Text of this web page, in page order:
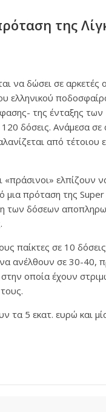
της
να δώσει σε αρκετές
ελληνικού
της ένταξης
δόσεις. Ανάμεσα σε
από τέτοιου
«πράσινοι» ελπίζουν
μια πρόταση της
των δόσεων
παίκτες σε 10
ανέλθουν σε 30-40,
οποία έχουν
τα 5 εκατ. ευρώ και